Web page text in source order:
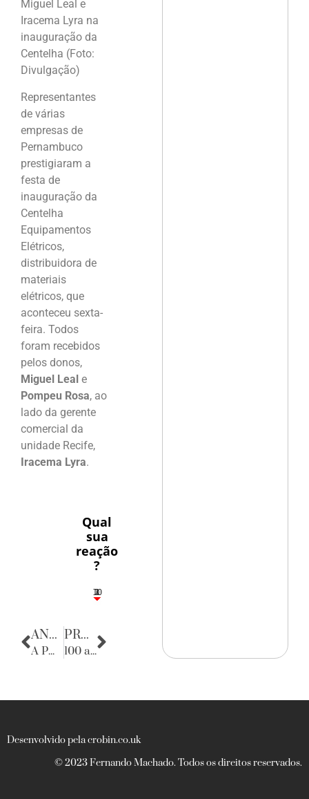
Miguel Leal e
Iracema Lyra na
inauguração da
Centelha (Foto:
Divulgação)
Representantes
de várias
empresas de
Pernambuco
prestigiaram a
festa de
inauguração da
Centelha
Equipamentos
Elétricos,
distribuidora de
materiais
elétricos, que
aconteceu sexta-
feira. Todos
foram recebidos
pelos donos,
Miguel Leal e
Pompeu Rosa, ao
lado da gerente
comercial da
unidade Recife,
Iracema Lyra.
Qual
sua
reação
?
3
1
1
2
10
ANTERIOR
A PMPE e a lei Detefon
PRÓXIMA
100 anos sem Euclides
Desenvolvido pela crobin.co.uk
© 2023 Fernando Machado. Todos os direitos reservados.